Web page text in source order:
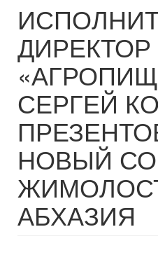
СЕРГЕЙ
НОВЫЙ
АБХАЗИЯ